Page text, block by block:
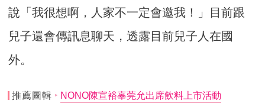
說「我很想啊，人家不一定會邀我！」目前跟
兒子還會傳訊息聊天，透露目前兒子人在國
外。
推薦圖輯 NONO陳宣裕辜莞允出席飲料上市活動